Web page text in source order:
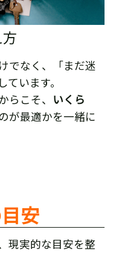
でなく、「まだ迷
ています。
らこそ、
いくら
が最適かを一緒に
安
現実的な目安を整